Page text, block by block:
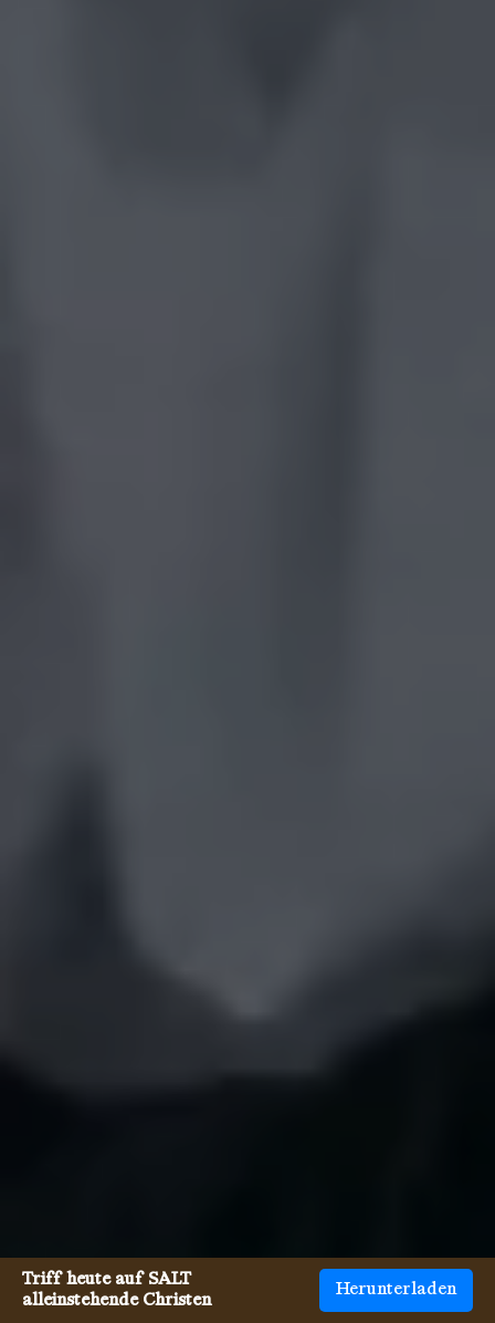
Triff heute auf SALT
alleinstehende Christen
Herunterladen